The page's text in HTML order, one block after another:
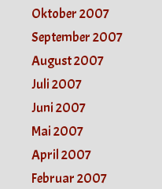
Oktober 2007
September 2007
August 2007
Juli 2007
Juni 2007
Mai 2007
April 2007
Februar 2007